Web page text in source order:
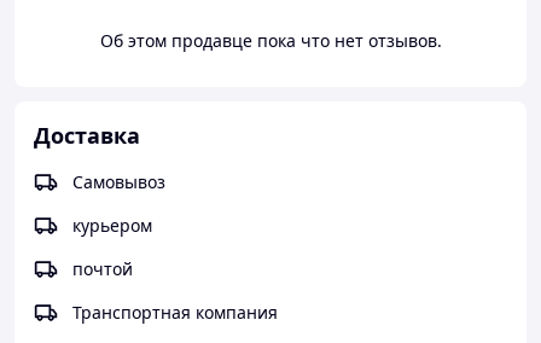
Об этом продавце пока что нет отзывов.
Доставка
Самовывоз
курьером
почтой
Транспортная компания